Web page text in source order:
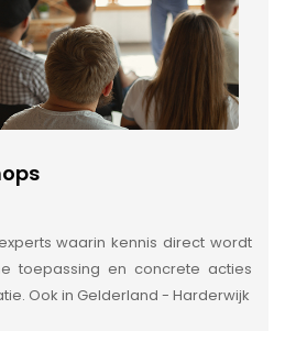
waarin kennis direct wordt
toepassing en concrete acties
Ook in Gelderland - Harderwijk